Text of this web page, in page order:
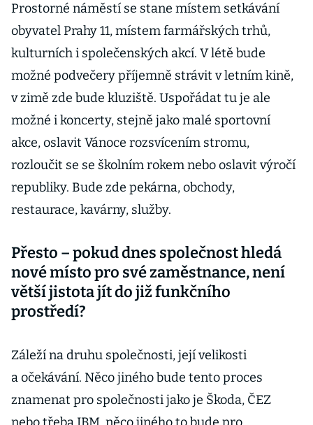
Prostorné náměstí se stane místem setkávání
obyvatel Prahy 11, místem farmářských trhů,
kulturních i společenských akcí. V létě bude
možné podvečery příjemně strávit v letním kině,
v zimě zde bude kluziště. Uspořádat tu je ale
možné i koncerty, stejně jako malé sportovní
akce, oslavit Vánoce rozsvícením stromu,
rozloučit se se školním rokem nebo oslavit výročí
republiky. Bude zde pekárna, obchody,
restaurace, kavárny, služby.
Přesto – pokud dnes společnost hledá
nové místo pro své zaměstnance, není
větší jistota jít do již funkčního
prostředí?
Záleží na druhu společnosti, její velikosti
a očekávání. Něco jiného bude tento proces
znamenat pro společnosti jako je Škoda, ČEZ